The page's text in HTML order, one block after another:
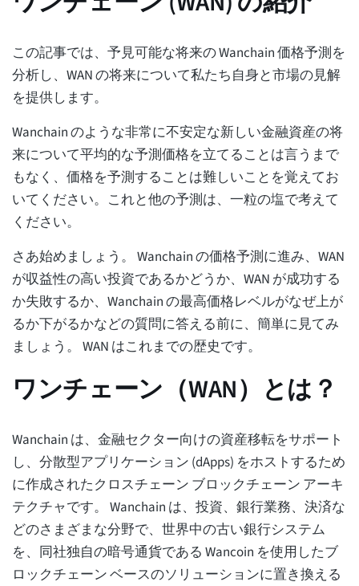
この記事では、予見可能な将来の Wanchain 価格予測を
分析し、WAN の将来について私たち自身と市場の見解
を提供します。
Wanchain のような非常に不安定な新しい金融資産の将
来について平均的な予測価格を立てることは言うまで
もなく、価格を予測することは難しいことを覚えてお
いてください。これと他の予測は、一粒の塩で考えて
ください。
さあ始めましょう。 Wanchain の価格予測に進み、WAN
が収益性の高い投資であるかどうか、WAN が成功する
か失敗するか、Wanchain の最高価格レベルがなぜ上が
るか下がるかなどの質問に答える前に、簡単に見てみ
ましょう。 WAN はこれまでの歴史です。
ワンチェーン（WAN）とは？
Wanchain は、金融セクター向けの資産移転をサポート
し、分散型アプリケーション (dApps) をホストするため
に作成されたクロスチェーン ブロックチェーン アーキ
テクチャです。 Wanchain は、投資、銀行業務、決済な
どのさまざまな分野で、世界中の古い銀行システム
を、同社独自の暗号通貨である Wancoin を使用したブ
ロックチェーン ベースのソリューションに置き換える